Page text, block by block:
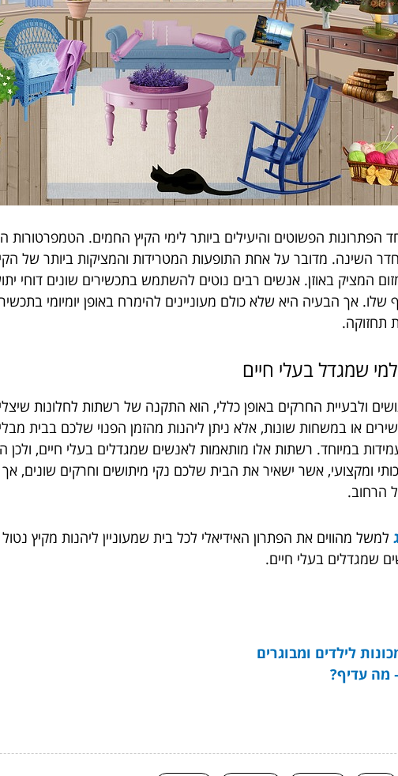
הפתרונות הפשוטים והיעילים ביותר לימי הקיץ החמים.
השינה. מדובר על אחת התופעות המטרידות והמציקות ביותר של
המציק באוזן. אנשים רבים נוטים להשתמש בתכשירים שונים
אך הבעיה היא שלא כולם מעוניינים להימרח באופן יומיומי
תחזוקה.
שמגדל בעלי חיים
ולבעיית החרקים באופן כללי, הוא התקנה של רשתות לחלונות
או במשחות שונות, אלא ניתן ליהנות מהזמן הפנוי שלכם בבית
במיוחד. רשתות אלו מותאמות לאנשים שמגדלים בעלי חיים, ולכן
ומקצועי, אשר ישאיר את הבית שלכם נקי מיתושים וחרקים שונים,
הרחוב.
למשל מהווים את הפתרון האידיאלי לכל בית שמעוניין ליהנות מקיץ
שמגדלים בעלי חיים.
לילדים ומבוגרים
מה עדיף?